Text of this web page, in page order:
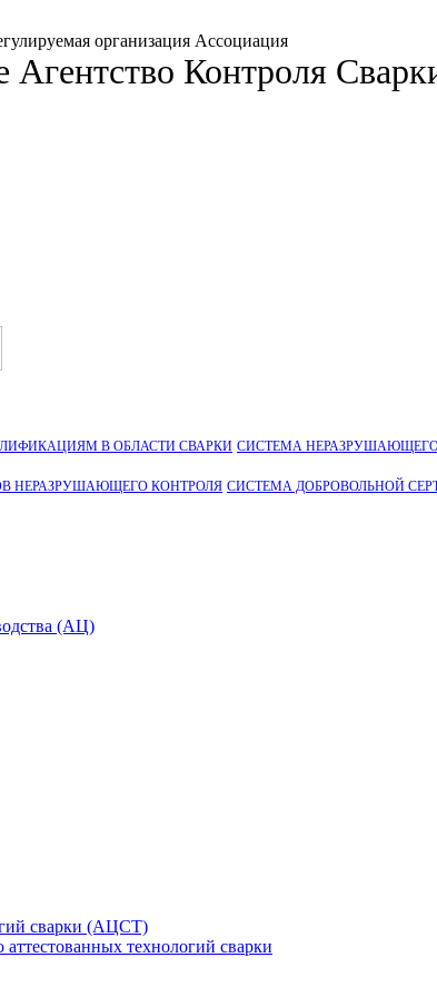
организация Ассоциация
Агентство Контроля
В ОБЛАСТИ СВАРКИ СИСТЕМА
НЕРАЗРУШАЮЩЕГО КОНТРОЛЯ СИСТЕМА ДОБРОВОЛЬНОЙ
(АЦ)
сварки (АЦСТ)
технологий сварки